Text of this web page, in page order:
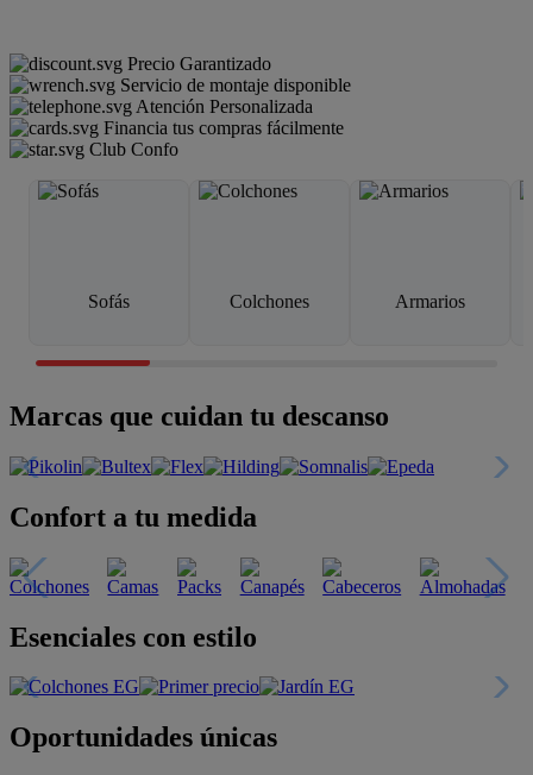
Precio Garantizado
Servicio de montaje disponible
Atención Personalizada
Financia tus compras fácilmente
Club Confo
Sofás Colchones Armarios
Marcas que cuidan tu descanso
Confort a tu medida
Esenciales con estilo
Oportunidades únicas